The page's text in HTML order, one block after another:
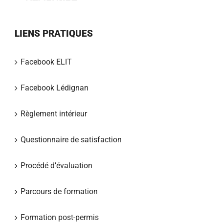
LIENS PRATIQUES
Facebook ELIT
Facebook Lédignan
Règlement intérieur
Questionnaire de satisfaction
Procédé d’évaluation
Parcours de formation
Formation post-permis